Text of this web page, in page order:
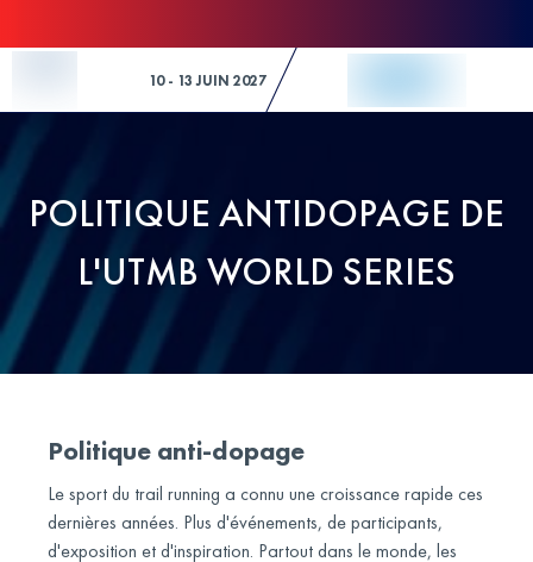
10 - 13 JUIN 2027
POLITIQUE ANTIDOPAGE DE
L'UTMB WORLD SERIES
Politique anti-dopage
Le sport du trail running a connu une croissance rapide ces
dernières années. Plus d'événements, de participants,
d'exposition et d'inspiration. Partout dans le monde, les